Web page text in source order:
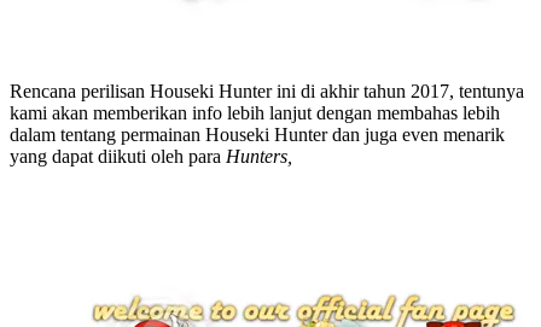
Rencana perilisan Houseki Hunter ini di akhir tahun 2017, tentunya
kami akan memberikan info lebih lanjut dengan membahas lebih
dalam tentang permainan Houseki Hunter dan juga even menarik
yang dapat diikuti oleh para Hunters,